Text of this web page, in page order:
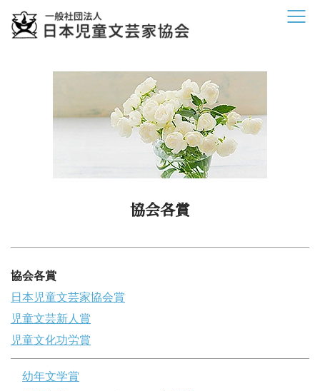
協会各賞
協会各賞
日本児童文芸家協会賞
児童文芸新人賞
児童文化功労賞
幼年文学賞